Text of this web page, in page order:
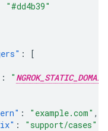
"#dd4b39"
:
[
: " NGROK_STATIC_DOMAIN
: "example.com" ,
:
"support/cases"